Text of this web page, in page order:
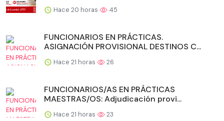
Hace 20 horas 45
FUNCIONARIOS EN PRÁCTICAS.
ASIGNACIÓN PROVISIONAL DESTINOS C...
Hace 21 horas 26
FUNCIONARIOS/AS EN PRÁCTICAS
MAESTRAS/OS: Adjudicación provi...
Hace 21 horas 23